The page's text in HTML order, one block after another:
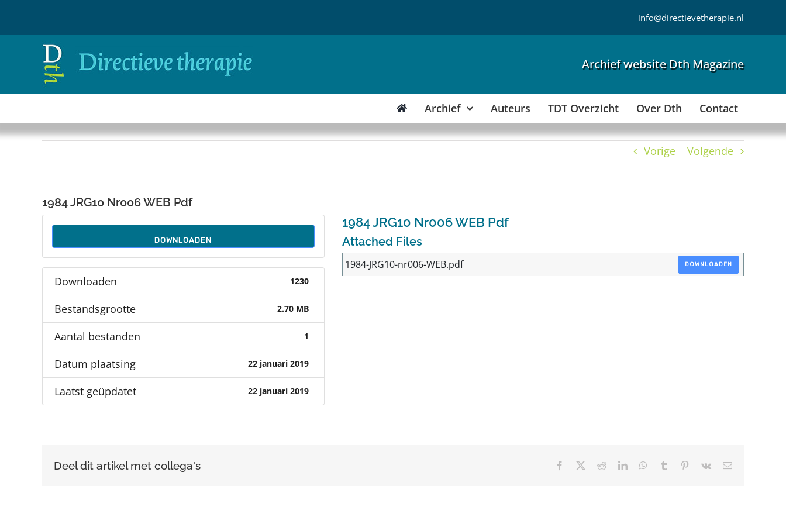
inhoud
info@directievetherapie.nl
Archief website Dth Magazine
Archief Auteurs TDT Overzicht Over Dth Contact
Vorige Volgende
1984 JRG10 Nr006 WEB Pdf
DOWNLOADEN
Downloaden 1230
Bestandsgrootte 2.70 MB
Aantal bestanden 1
Datum plaatsing 22 januari 2019
Laatst geüpdatet 22 januari 2019
1984 JRG10 Nr006 WEB Pdf
Attached Files
1984-JRG10-nr006-WEB.pdf DOWNLOADEN
Deel dit artikel met collega's Facebook RedditLinkedInWhatsApp
Tumblr Pinterest
Vk
E-